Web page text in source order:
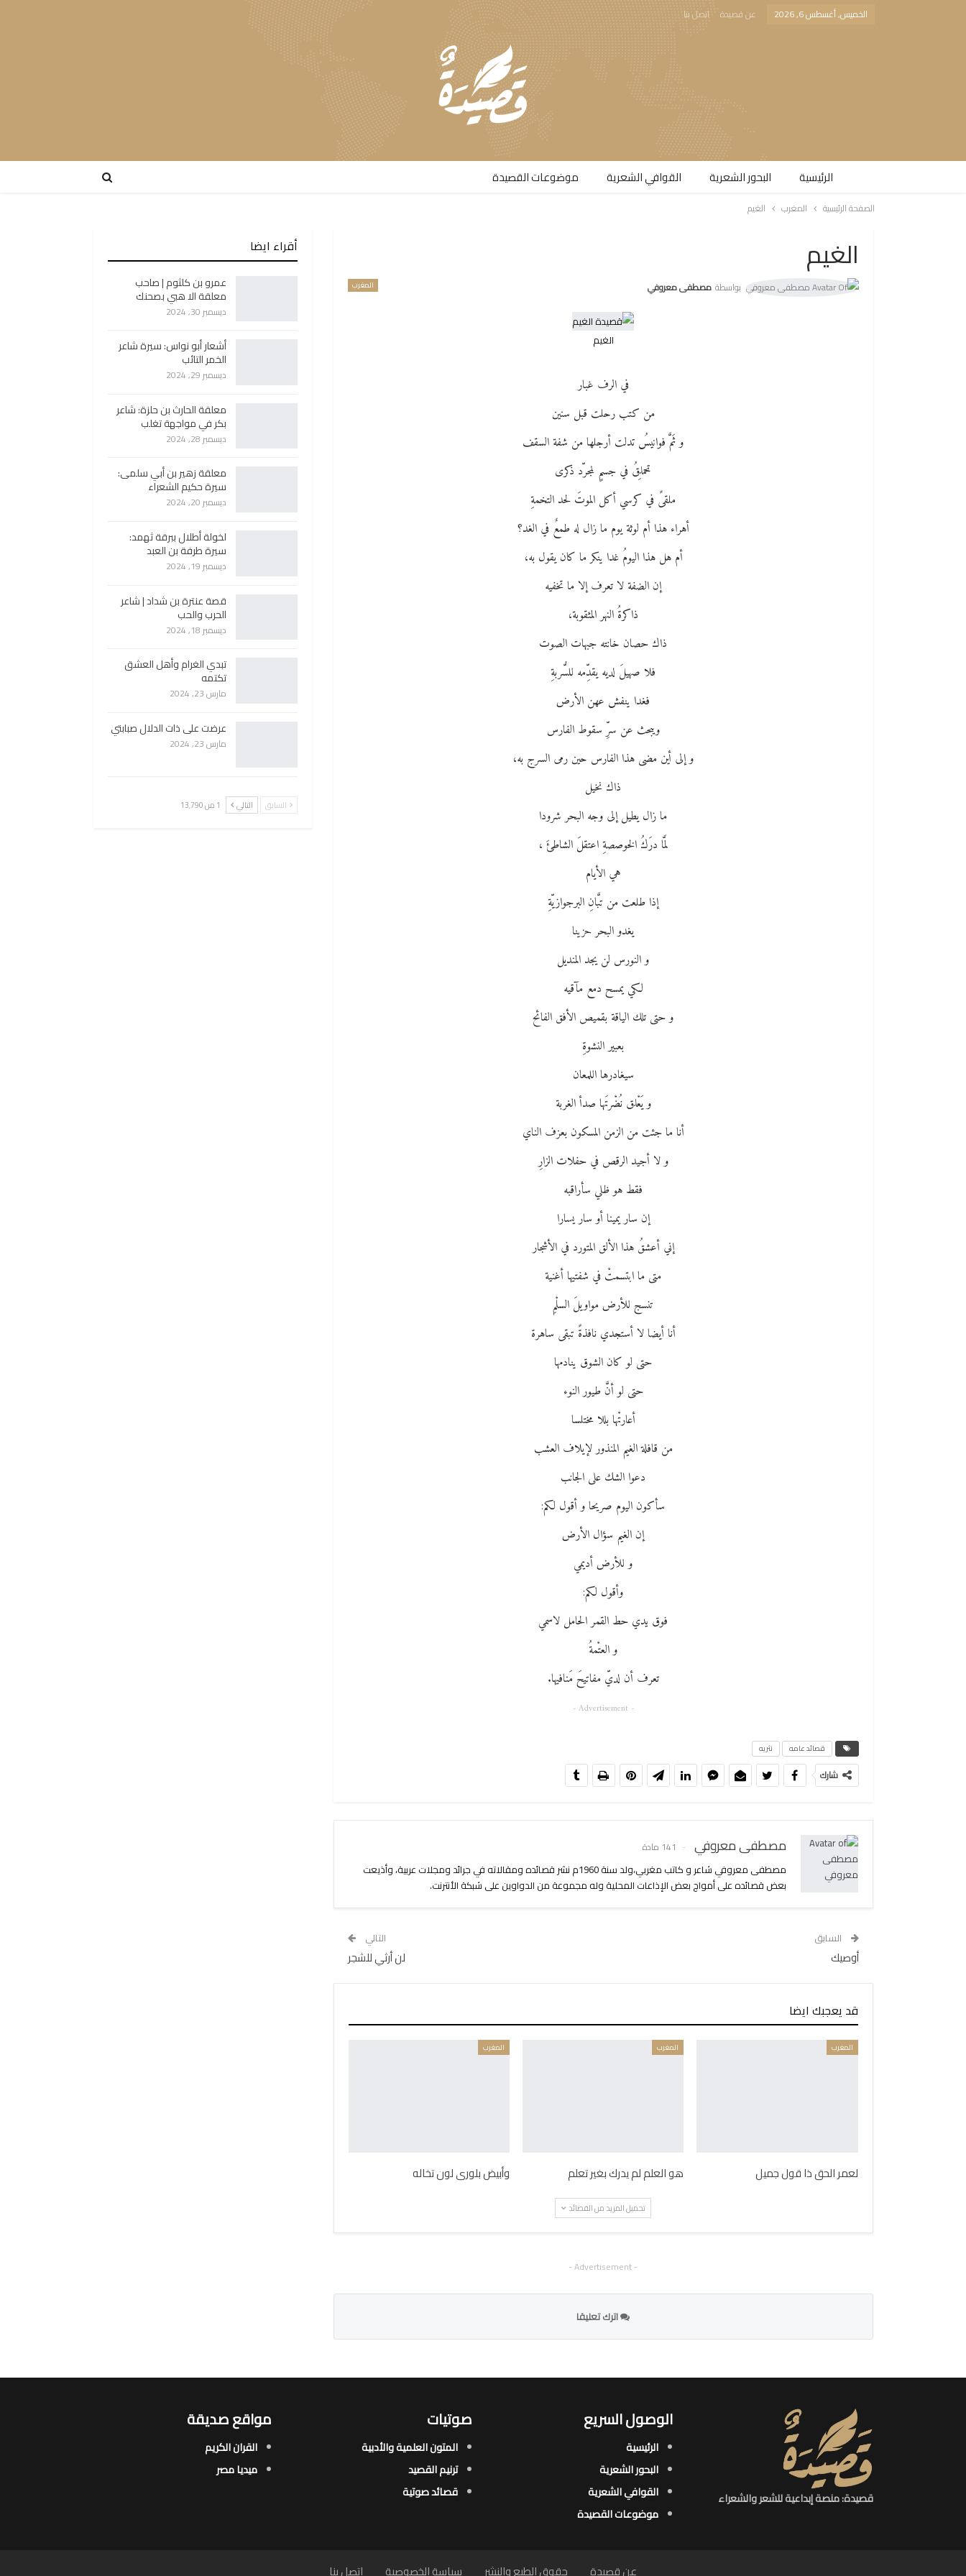
الخميس, أغسطس 6, 2026 عن قصيدة اتصل بنا
الرئيسية البحور الشعرية​ القوافي الشعرية​ موضوعات القصيدة​
الصفحة الرئيسية المغرب الغيم
الغيم
المغرب بواسطة مصطفى معروفي
الغيم
في الرف غبار
من كتب رحلت قبل سنين
و ثَمَّ فوانيسُ تدلت أرجلها من شفة السقف
تحملِقُ في جسمٍ لمجرّد ذكرى
ملقىً في كرسي أكل الموتَ لحد التخمةِ
أهراء هذا أم لوثة يوم ما زال له طمعٌ في الغد؟
أم هل هذا اليومُ غدا ينكر ما كان يقول به،
إن الضفة لا تعرف إلا ما تخفيه
ذاكرةُ النهر المثقوبة،
ذاك حصان خانته جبهات الصوت
فلا صهيلَ لديه يقدِّمه للسُّربةِ
فغدا ينفش عهن الأرض
ويبحث عن سرِّ سقوط الفارس
و إلى أين مضى هذا الفارس حين رمى السرج به،
ذاك نخيل
ما زال يطيل إلى وجه البحر شرودا
لمَّا درَكُ الخوصصةِ اعتقلَ الشاطئَ ،
هي الأيام
إذا طلعت من تبَّانِ البرجوازيّةِ
يغدو البحر حزينا
و النورس لن يجد المنديل
لكي يمسح دمع مآقيه
و حتى تلك الياقة بقميص الأفق الفائح
بعبير النشوةِ
سيغادرها اللمعان
و يَعْلق نُضْرتَها صدأ الغربة
أنا ما جئت من الزمن المسكون بعزف الناي
و لا أجيد الرقص في حفلات الزارِ
فقط هو ظلي سأراقبه
إن سار يمينا أو سار يسارا
إني أعشقُ هذا الألق المتورد في الأشجار
متى ما ابتسمتْ في شفتيها أغنية
تنسج للأرض مواويلَ السلْمِ
أنا أيضا لا أستجدي نافذةً تبقى ساهرة
حتى لو كان الشوق ينادمها
حتى لو أنَّ طيور النوء
أعارتْها بللا مختلسا
من قافلة الغيم المنذور لإيلاف العشب
دعوا الشك على الجانب
سأكون اليوم صريحا و أقول لكم:
إن الغيم سؤال الأرض
و للأرض أديمي
وأقول لكم:
فوق يدي حط القمر الحامل لاسمي
و العتْمةُ
تعرف أن لديّ مفاتيحَ مَنافيها.
- Advertisement -
قصائد عامه نثريه
شارك
مصطفى معروفي 141 مادة
مصطفى معروفي شاعر و كاتب مغربي،ولد سنة 1960م نشر قصائده ومقالاته في جرائد ومجلات عربية، وأذيعت
بعض قصائده على أمواج بعض الإذاعات المحلية وله مجموعة من الدواوين على شبكة الأنترنت.
السابق
أوصيك
التالي
لن أرثي للشجر
قد يعجبك ايضا
المغرب
لعمر الحق ذا قول جميل
المغرب
هو العلم لم يدرك بغير تعلم
المغرب
وأبيض بلورى لون تخاله
تحميل المزيد من القصائد
- Advertisement -
اترك تعليقا
أقراء ايضا
عمرو بن كلثوم | صاحب
معلقة الا هبي بصحنك
ديسمبر 30, 2024
أشعار أبو نواس: سيرة شاعر
الخمر التائب
ديسمبر 29, 2024
معلقة الحارث بن حلزة: شاعر
بكر في مواجهة تغلب
ديسمبر 28, 2024
معلقة زهير بن أبي سلمى:
سيرة حكيم الشعراء
ديسمبر 20, 2024
لخولة أطلال ببرقة ثهمد:
سيرة طرفة بن العبد
ديسمبر 19, 2024
قصة عنترة بن شداد | شاعر
الحرب والحب
ديسمبر 18, 2024
تبدي الغرام وأهل العشق
تكتمه
مارس 23, 2024
عرضت على ذات الدلال صبابتي
مارس 23, 2024
السابق التالي 1 من 13٬790
قصيدة: منصة إبداعية للشعر والشعراء
الوصول السريع
الرئيسية
البحور الشعرية​
القوافي الشعرية​
موضوعات القصيدة​
صوتيات
المتون العلمية والأدبية
ترنيم القصيد
قصائد صوتية
مواقع صديقة
القران الكريم
ميديا مصر
عن قصيدة حقوق الطبع والنشر سياسة الخصوصية اتصل بنا